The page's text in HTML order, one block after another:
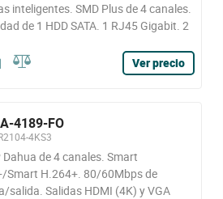
inteligentes. SMD Plus de 4 canales.
de 1 HDD SATA. 1 RJ45 Gigabit. 2
Ver precio
4189-FO
4KS3
Dahua de 4 canales. Smart
Smart H.264+. 80/60Mbps de
salida. Salidas HDMI (4K) y VGA